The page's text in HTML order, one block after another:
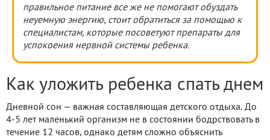
правильное питание все же не помогают обуздать
неуемную энергию, стоит обратиться за помощью к
специалистам, которые посоветуют препараты для
успокоения нервной системы ребенка.
Как уложить ребенка спать днем
Дневной сон — важная составляющая детского отдыха. До
4-5 лет маленький организм не в состоянии бодрствовать в
течение 12 часов, однако детям сложно объяснить